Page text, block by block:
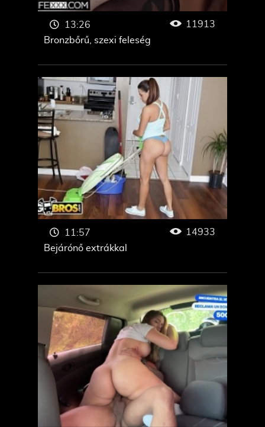
Bronzbőrű, szexi feleség
13:26 11913
Bejárónő extrákkal
11:57 14933